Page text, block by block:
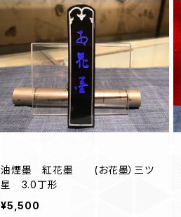
油煙墨 紅花墨 (お花墨）三ツ
星 3.0丁形
¥5,500